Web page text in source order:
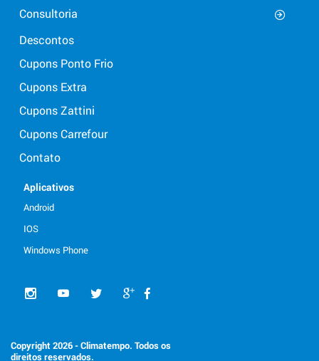
Consultoria
Descontos
Cupons Ponto Frio
Cupons Extra
Cupons Zattini
Cupons Carrefour
Contato
Aplicativos
Android
IOS
Windows Phone
Copyright 2026 - Climatempo. Todos os
direitos reservados.